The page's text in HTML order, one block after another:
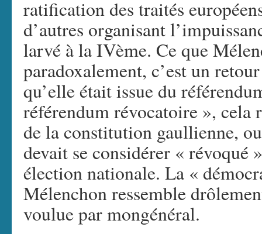
ratification des traités
d’autres organisant
larvé à la IVème. Ce que
paradoxalement, c’est un
qu’elle était issue du
référendum révocatoire », cela
de la constitution gaullienne,
devait se considérer « révoqué
élection nationale. La «
Mélenchon ressemble
voulue par mongénéral.